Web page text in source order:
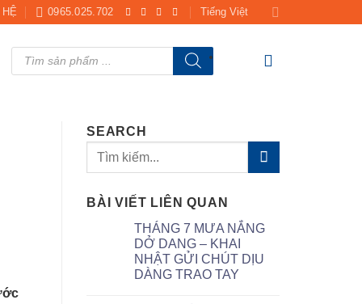
HỆ 0965.025.702 Tiếng Việt
Products
search
SEARCH
BÀI VIẾT LIÊN QUAN
THÁNG 7 MƯA NẮNG
DỞ DANG – KHAI
NHẬT GỬI CHÚT DỊU
DÀNG TRAO TAY